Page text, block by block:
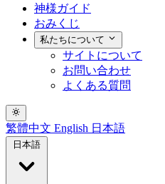
神様ガイド
おみくじ
私たちについて
サイトについて
お問い合わせ
よくある質問
繁體中文 English 日本語
日本語